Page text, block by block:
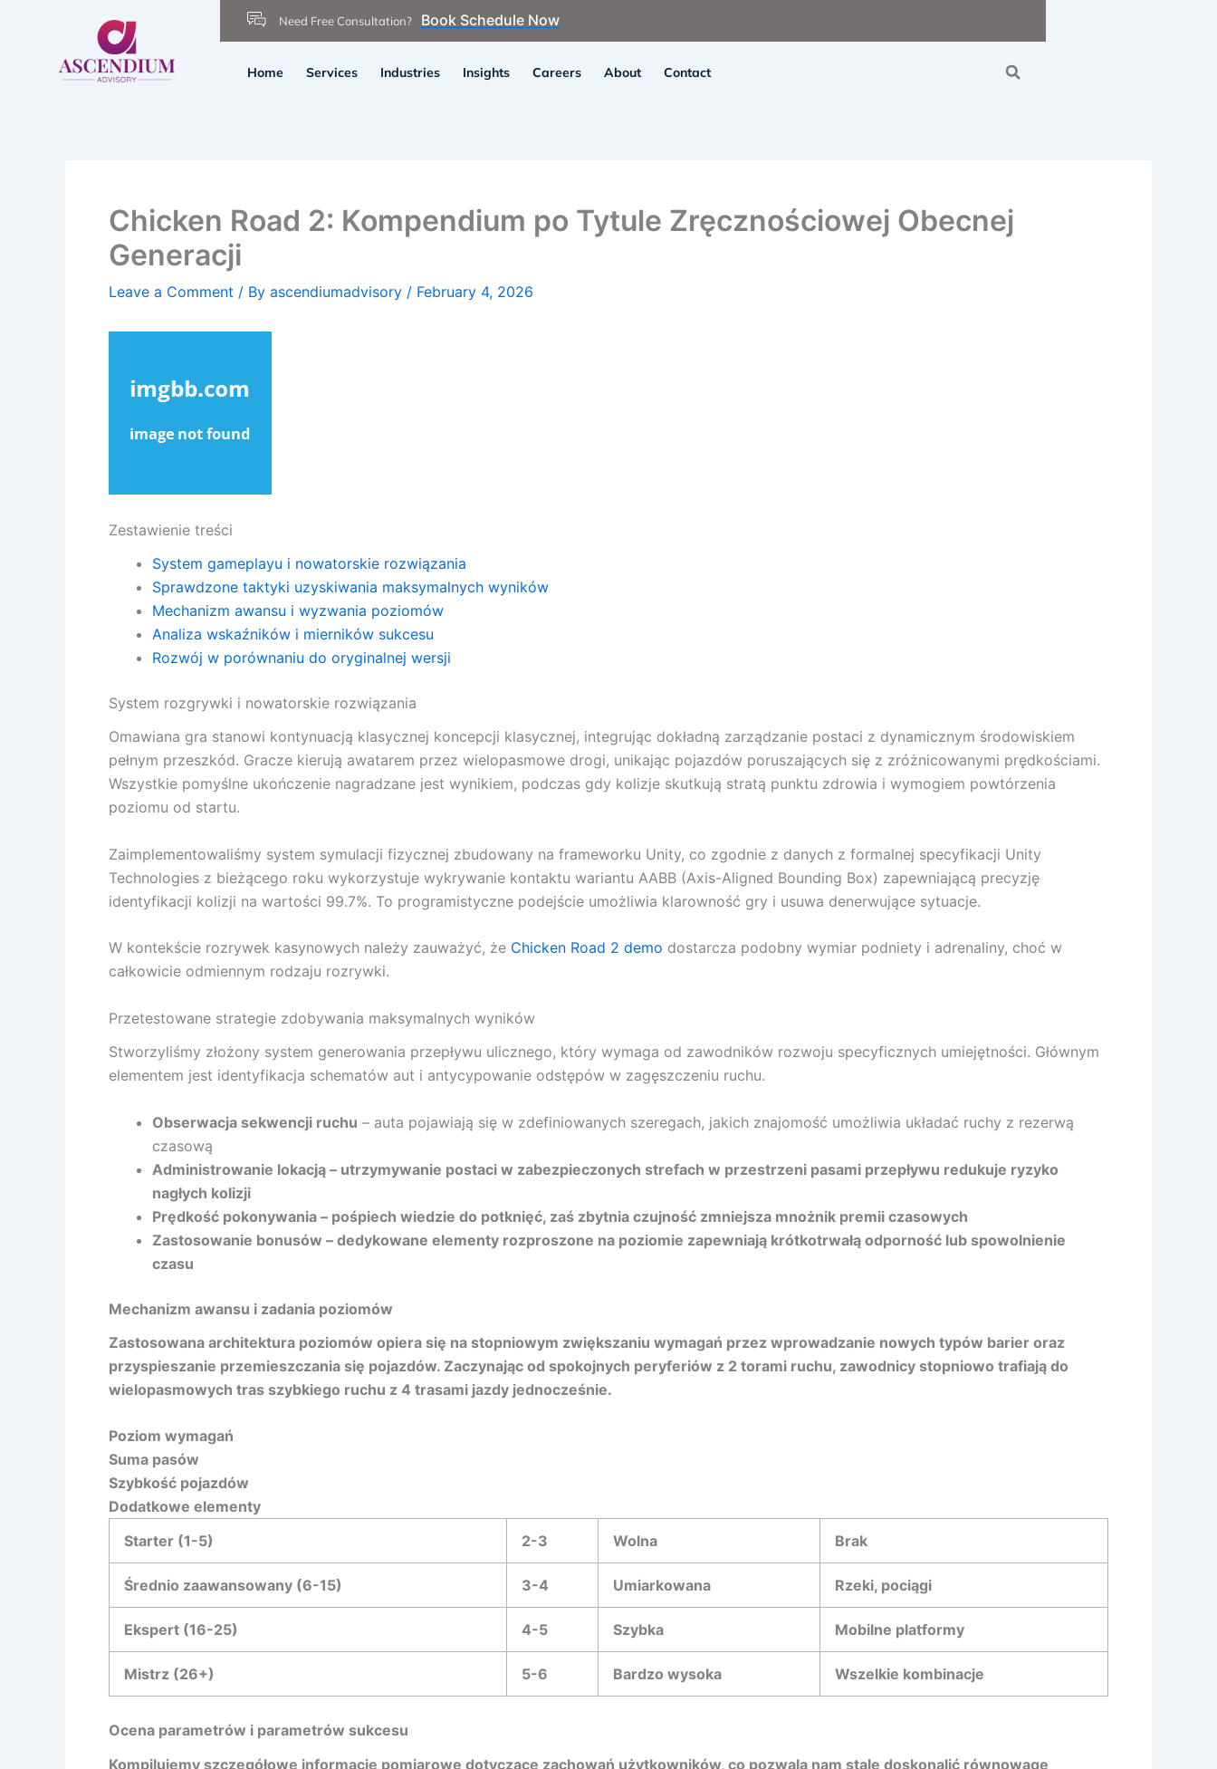
Need Free Consultation? Book Schedule Now
Home Services Industries Insights Careers About Contact
Chicken Road 2: Kompendium po Tytule Zręcznościowej Obecnej
Generacji
Leave a Comment / By ascendiumadvisory / February 4, 2026
Zestawienie treści
System gameplayu i nowatorskie rozwiązania
Sprawdzone taktyki uzyskiwania maksymalnych wyników
Mechanizm awansu i wyzwania poziomów
Analiza wskaźników i mierników sukcesu
Rozwój w porównaniu do oryginalnej wersji
System rozgrywki i nowatorskie rozwiązania
Omawiana gra stanowi kontynuacją klasycznej koncepcji klasycznej, integrując dokładną zarządzanie postaci z dynamicznym środowiskiem
pełnym przeszkód. Gracze kierują awatarem przez wielopasmowe drogi, unikając pojazdów poruszających się z zróżnicowanymi prędkościami.
Wszystkie pomyślne ukończenie nagradzane jest wynikiem, podczas gdy kolizje skutkują stratą punktu zdrowia i wymogiem powtórzenia
poziomu od startu.
Zaimplementowaliśmy system symulacji fizycznej zbudowany na frameworku Unity, co zgodnie z danych z formalnej specyfikacji Unity
Technologies z bieżącego roku wykorzystuje wykrywanie kontaktu wariantu AABB (Axis-Aligned Bounding Box) zapewniającą precyzję
identyfikacji kolizji na wartości 99.7%. To programistyczne podejście umożliwia klarowność gry i usuwa denerwujące sytuacje.
W kontekście rozrywek kasynowych należy zauważyć, że Chicken Road 2 demo dostarcza podobny wymiar podniety i adrenaliny, choć w
całkowicie odmiennym rodzaju rozrywki.
Przetestowane strategie zdobywania maksymalnych wyników
Stworzyliśmy złożony system generowania przepływu ulicznego, który wymaga od zawodników rozwoju specyficznych umiejętności. Głównym
elementem jest identyfikacja schematów aut i antycypowanie odstępów w zagęszczeniu ruchu.
Obserwacja sekwencji ruchu – auta pojawiają się w zdefiniowanych szeregach, jakich znajomość umożliwia układać ruchy z rezerwą
czasową
Administrowanie lokacją – utrzymywanie postaci w zabezpieczonych strefach w przestrzeni pasami przepływu redukuje ryzyko
nagłych kolizji
Prędkość pokonywania – pośpiech wiedzie do potknięć, zaś zbytnia czujność zmniejsza mnożnik premii czasowych
Zastosowanie bonusów – dedykowane elementy rozproszone na poziomie zapewniają krótkotrwałą odporność lub spowolnienie
czasu
Mechanizm awansu i zadania poziomów
Zastosowana architektura poziomów opiera się na stopniowym zwiększaniu wymagań przez wprowadzanie nowych typów barier oraz
przyspieszanie przemieszczania się pojazdów. Zaczynając od spokojnych peryferiów z 2 torami ruchu, zawodnicy stopniowo trafiają do
wielopasmowych tras szybkiego ruchu z 4 trasami jazdy jednocześnie.
Poziom wymagań
Suma pasów
Szybkość pojazdów
Dodatkowe elementy
Starter (1-5)
2-3 Wolna Brak
Średnio zaawansowany (6-15) 3-4 Umiarkowana Rzeki, pociągi
Ekspert (16-25) 4-5 Szybka Mobilne platformy
Mistrz (26+) 5-6 Bardzo wysoka Wszelkie kombinacje
Ocena parametrów i parametrów sukcesu
Kompilujemy szczegółowe informacje pomiarowe dotyczące zachowań użytkowników, co pozwala nam stale doskonalić równowagę